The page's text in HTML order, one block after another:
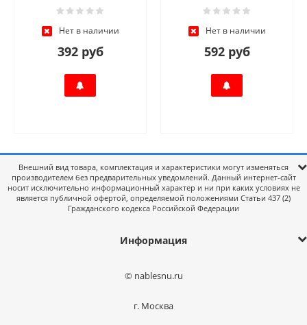
Нет в наличии
392 руб
Нет в наличии
592 руб
Внешний вид товара, комплектация и характеристики могут изменяться
производителем без предварительных уведомлений. Данный интернет-сайт
носит исключительно информационный характер и ни при каких условиях не
является публичной офертой, определяемой положениями Статьи 437 (2)
Гражданского кодекса Российской Федерации
Информация
© nablesnu.ru
г. Москва